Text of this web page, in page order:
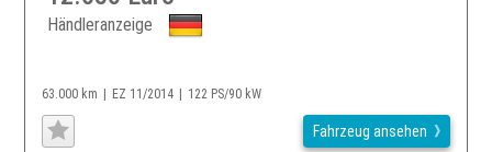
Händleranzeige
63.000 km EZ 11/2014 122 PS/90 kW
Fahrzeug ansehen